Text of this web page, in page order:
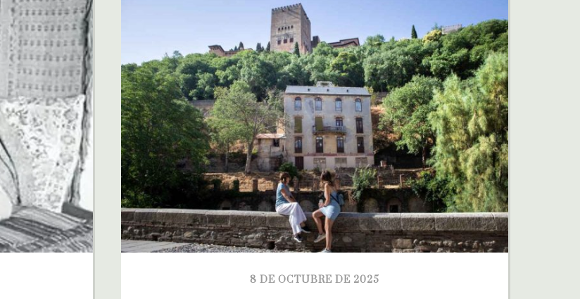
8 DE OCTUBRE DE 2025